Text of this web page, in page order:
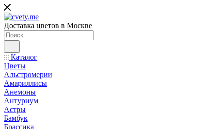
Доставка цветов в Москве
Каталог
Цветы
Альстромерии
Амариллисы
Анемоны
Антуриум
Астры
Бамбук
Брассика